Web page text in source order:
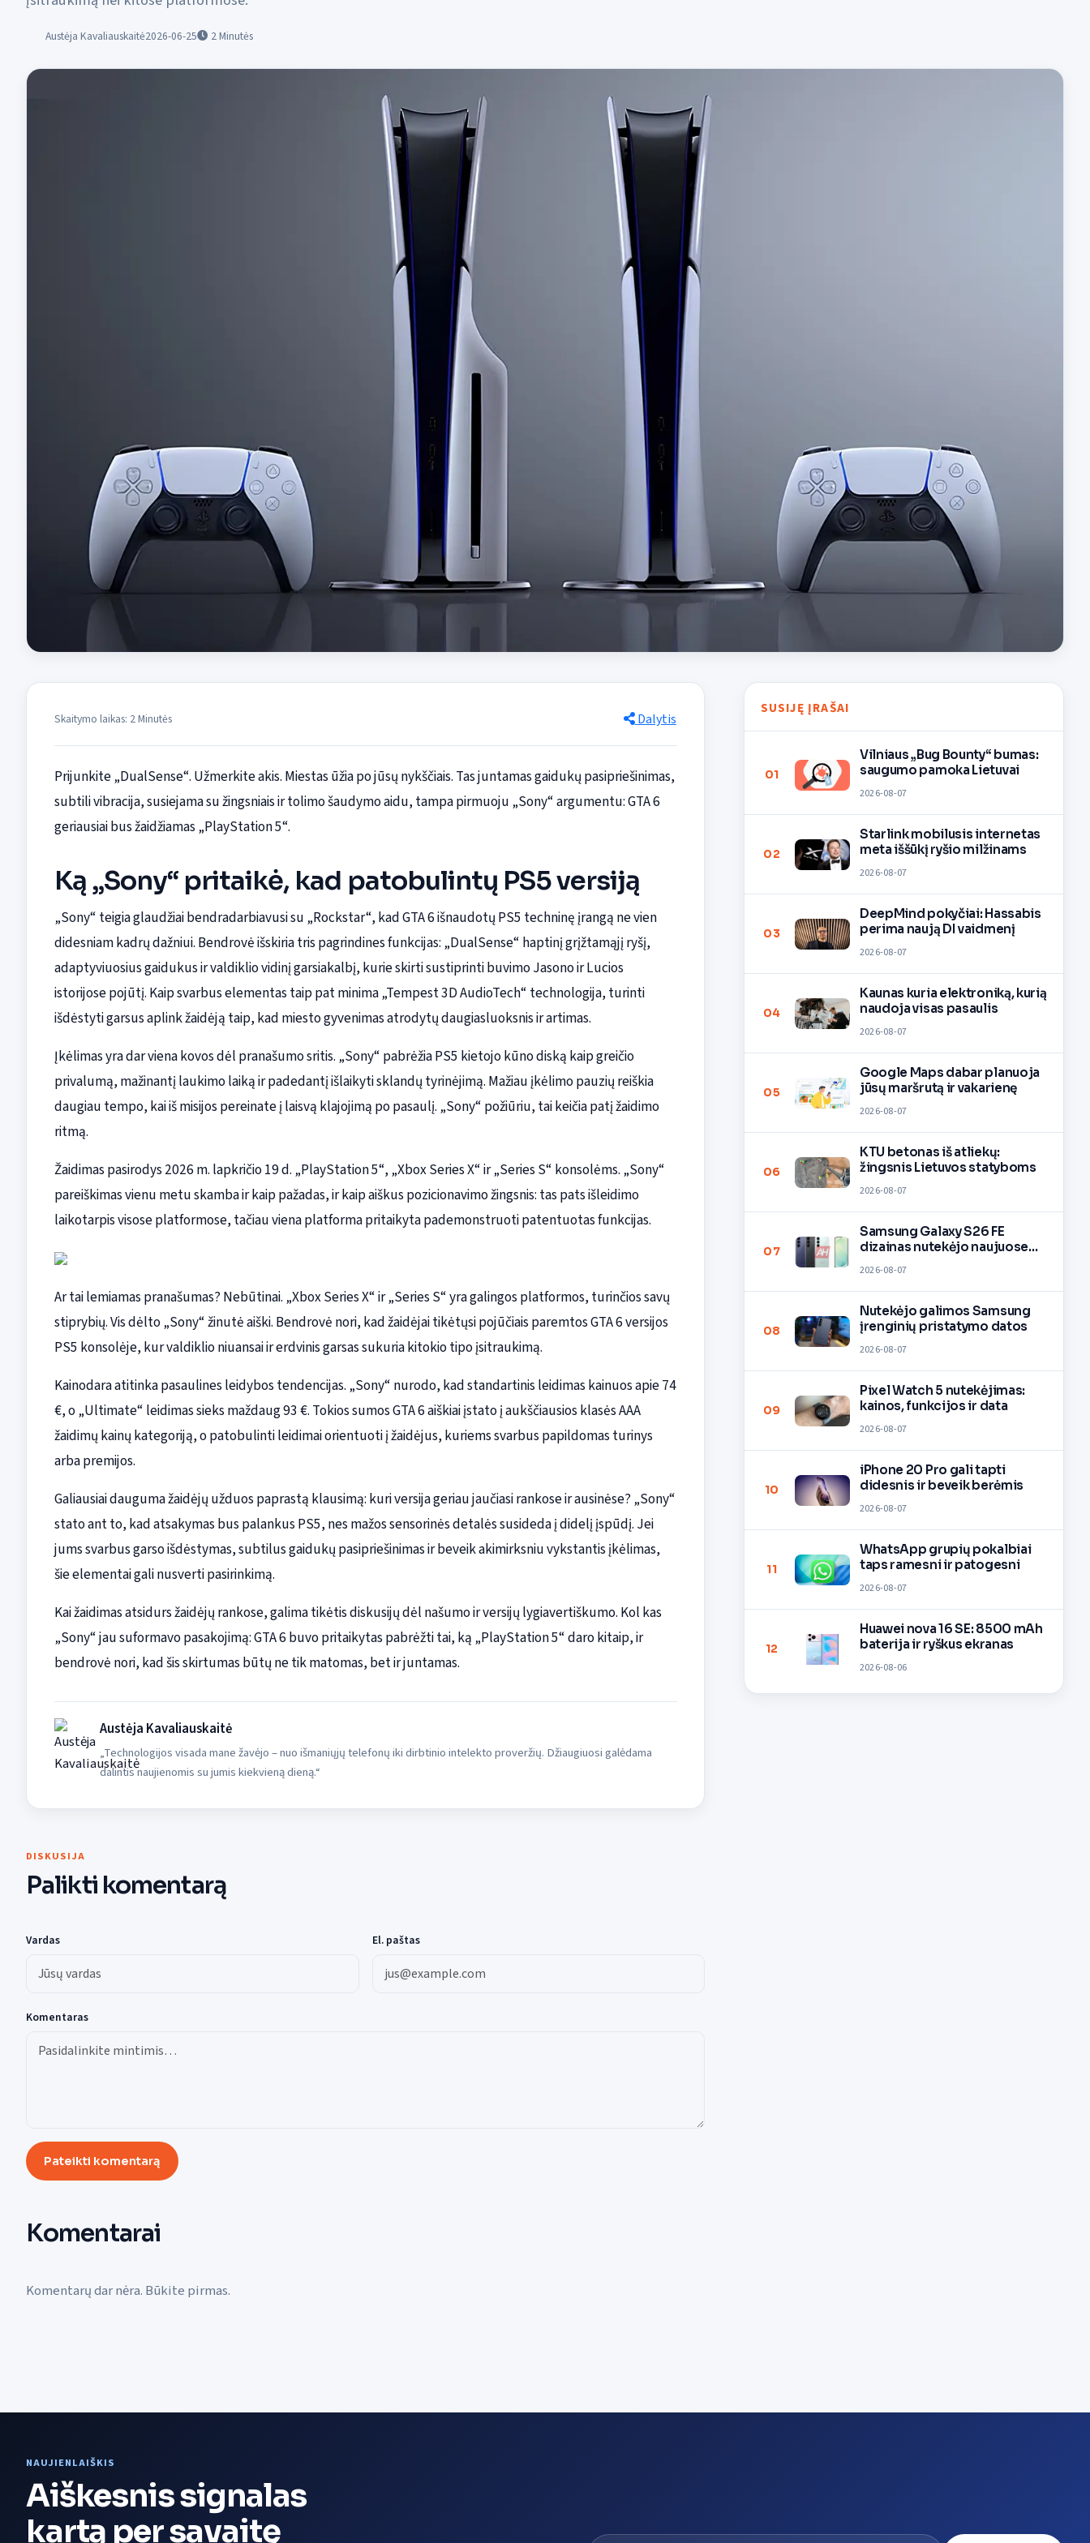
Austėja Kavaliauskaitė2026-06-25 2Minutės
Skaitymo laikas: 2 Minutės Dalytis
Prijunkite „DualSense“. Užmerkite akis. Miestas ūžia po jūsų nykščiais. Tas juntamas gaidukų pasipriešinimas,
subtili vibracija, susiejama su žingsniais ir tolimo šaudymo aidu, tampa pirmuoju „Sony“ argumentu: GTA 6
geriausiai bus žaidžiamas „PlayStation 5“.
Ką „Sony“ pritaikė, kad patobulintų PS5 versiją
„Sony“ teigia glaudžiai bendradarbiavusi su „Rockstar“, kad GTA 6 išnaudotų PS5 techninę įrangą ne vien
didesniam kadrų dažniui. Bendrovė išskiria tris pagrindines funkcijas: „DualSense“ haptinį grįžtamąjį ryšį,
adaptyviuosius gaidukus ir valdiklio vidinį garsiakalbį, kurie skirti sustiprinti buvimo Jasono ir Lucios
istorijose pojūtį. Kaip svarbus elementas taip pat minima „Tempest 3D AudioTech“ technologija, turinti
išdėstyti garsus aplink žaidėją taip, kad miesto gyvenimas atrodytų daugiasluoksnis ir artimas.
Įkėlimas yra dar viena kovos dėl pranašumo sritis. „Sony“ pabrėžia PS5 kietojo kūno diską kaip greičio
privalumą, mažinantį laukimo laiką ir padedantį išlaikyti sklandų tyrinėjimą. Mažiau įkėlimo pauzių reiškia
daugiau tempo, kai iš misijos pereinate į laisvą klajojimą po pasaulį. „Sony“ požiūriu, tai keičia patį žaidimo
ritmą.
Žaidimas pasirodys 2026 m. lapkričio 19 d. „PlayStation 5“, „Xbox Series X“ ir „Series S“ konsolėms. „Sony“
pareiškimas vienu metu skamba ir kaip pažadas, ir kaip aiškus pozicionavimo žingsnis: tas pats išleidimo
laikotarpis visose platformose, tačiau viena platforma pritaikyta pademonstruoti patentuotas funkcijas.
Ar tai lemiamas pranašumas? Nebūtinai. „Xbox Series X“ ir „Series S“ yra galingos platformos, turinčios savų
stiprybių. Vis dėlto „Sony“ žinutė aiški. Bendrovė nori, kad žaidėjai tikėtųsi pojūčiais paremtos GTA 6 versijos
PS5 konsolėje, kur valdiklio niuansai ir erdvinis garsas sukuria kitokio tipo įsitraukimą.
Kainodara atitinka pasaulines leidybos tendencijas. „Sony“ nurodo, kad standartinis leidimas kainuos apie 74
€, o „Ultimate“ leidimas sieks maždaug 93 €. Tokios sumos GTA 6 aiškiai įstato į aukščiausios klasės AAA
žaidimų kainų kategoriją, o patobulinti leidimai orientuoti į žaidėjus, kuriems svarbus papildomas turinys
arba premijos.
Galiausiai dauguma žaidėjų užduos paprastą klausimą: kuri versija geriau jaučiasi rankose ir ausinėse? „Sony“
stato ant to, kad atsakymas bus palankus PS5, nes mažos sensorinės detalės susideda į didelį įspūdį. Jei
jums svarbus garso išdėstymas, subtilus gaidukų pasipriešinimas ir beveik akimirksniu vykstantis įkėlimas,
šie elementai gali nusverti pasirinkimą.
Kai žaidimas atsidurs žaidėjų rankose, galima tikėtis diskusijų dėl našumo ir versijų lygiavertiškumo. Kol kas
„Sony“ jau suformavo pasakojimą: GTA 6 buvo pritaikytas pabrėžti tai, ką „PlayStation 5“ daro kitaip, ir
bendrovė nori, kad šis skirtumas būtų ne tik matomas, bet ir juntamas.
Austėja Kavaliauskaitė
„Technologijos visada mane žavėjo – nuo išmaniųjų telefonų iki dirbtinio intelekto proveržių. Džiaugiuosi galėdama
dalintis naujienomis su jumis kiekvieną dieną.“
DISKUSIJA
Palikti komentarą
Vardas El. paštas
Komentaras
Pateikti komentarą
Komentarai
Komentarų dar nėra. Būkite pirmas.
SUSIJĘ ĮRAŠAI
01
Vilniaus „Bug Bounty“ bumas:
saugumo pamoka Lietuvai
2026-08-07
02
Starlink mobilusis internetas
meta iššūkį ryšio milžinams
2026-08-07
03
DeepMind pokyčiai: Hassabis
perima naują DI vaidmenį
2026-08-07
04
Kaunas kuria elektroniką, kurią
naudoja visas pasaulis
2026-08-07
05
Google Maps dabar planuoja
jūsų maršrutą ir vakarienę
2026-08-07
06
KTU betonas iš atliekų:
žingsnis Lietuvos statyboms
2026-08-07
07
Samsung Galaxy S26 FE
dizainas nutekėjo naujuose
2026-08-07
08
Nutekėjo galimos Samsung
įrenginių pristatymo datos
2026-08-07
09
Pixel Watch 5 nutekėjimas:
kainos, funkcijos ir data
2026-08-07
10
iPhone 20 Pro gali tapti
didesnis ir beveik berėmis
2026-08-07
11
WhatsApp grupių pokalbiai
taps ramesni ir patogesni
2026-08-07
12
Huawei nova 16 SE: 8500 mAh
baterija ir ryškus ekranas
2026-08-06
NAUJIENLAIŠKIS
Aiškesnis signalas
kartą per savaitę